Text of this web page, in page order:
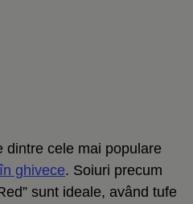
dintre cele mai populare
ghivece. Soiuri precum
sunt ideale, având tufe